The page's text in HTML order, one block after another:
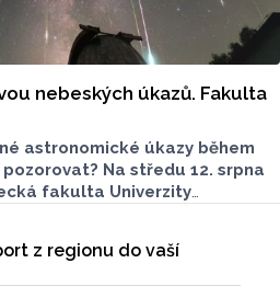
nebeských úkazů. Fakulta
astronomické úkazy během
Na středu 12. srpna
fakulta Univerzity
technikou.
z regionu do vaší